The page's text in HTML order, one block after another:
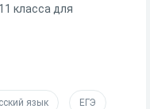
класса для
язык ЕГЭ